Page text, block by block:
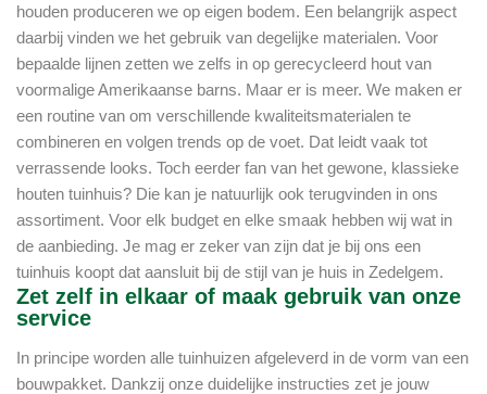
houden produceren we op eigen bodem. Een belangrijk aspect
daarbij vinden we het gebruik van degelijke materialen. Voor
bepaalde lijnen zetten we zelfs in op gerecycleerd hout van
voormalige Amerikaanse barns. Maar er is meer. We maken er
een routine van om verschillende kwaliteitsmaterialen te
combineren en volgen trends op de voet. Dat leidt vaak tot
verrassende looks. Toch eerder fan van het gewone, klassieke
houten tuinhuis? Die kan je natuurlijk ook terugvinden in ons
assortiment. Voor elk budget en elke smaak hebben wij wat in
de aanbieding. Je mag er zeker van zijn dat je bij ons een
tuinhuis koopt dat aansluit bij de stijl van je huis in Zedelgem.
Zet zelf in elkaar of maak gebruik van onze
service
In principe worden alle tuinhuizen afgeleverd in de vorm van een
bouwpakket. Dankzij onze duidelijke instructies zet je jouw